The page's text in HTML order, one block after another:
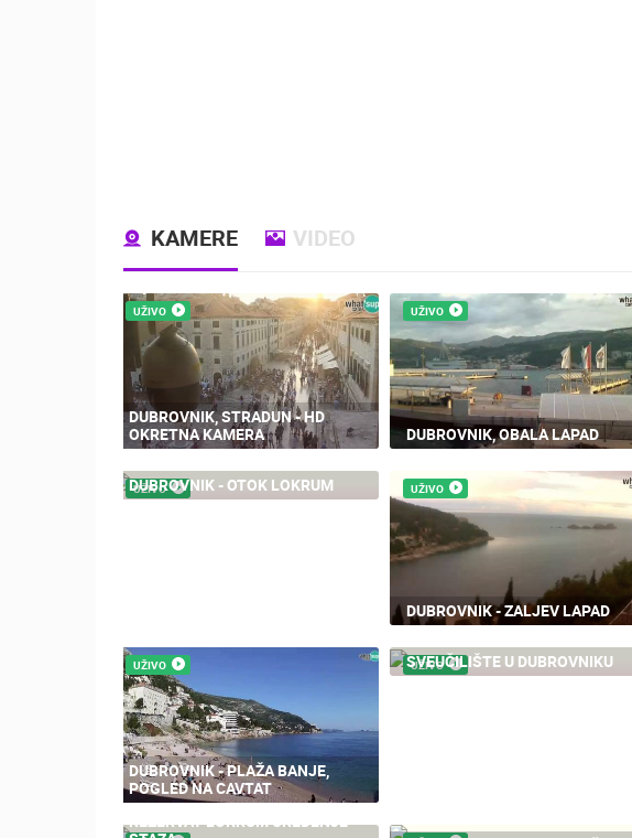
KAMERE VIDEO
UŽIVO
DUBROVNIK, STRADUN - HD
OKRETNA KAMERA
UŽIVO
DUBROVNIK, OBALA LAPAD
UŽIVO
DUBROVNIK - OTOK LOKRUM UŽIVO
DUBROVNIK - ZALJEV LAPAD
UŽIVO
DUBROVNIK - PLAŽA BANJE,
POGLED NA CAVTAT
UŽIVO
SVEUČILIŠTE U DUBROVNIKU
REZERVAT LOKRUM UREĐENJE